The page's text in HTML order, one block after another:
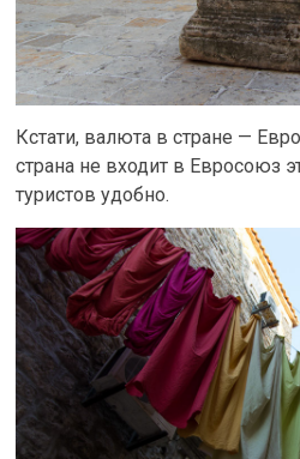
Кстати, валюта в стране —
страна не входит в Евросоюз
туристов удобно.